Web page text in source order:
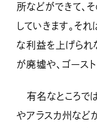
所などができて、
していきます。そ
な利益を上げられ
が廃墟や、ゴース
有名なところで
やアラスカ州など